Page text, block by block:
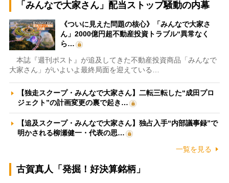
「みんなで大家さん」配当ストップ騒動の内幕
《ついに見えた問題の核心》「みんなで大家さ
ん」2000億円超不動産投資トラブル“異常なく
ら…
本誌『週刊ポスト』が追及してきた不動産投資商品「みんなで
大家さん」がいよいよ最終局面を迎えている…
【独走スクープ・みんなで大家さん】二転三転した“成田プロ
ジェクト”の計画変更の裏で起き…
【追及スクープ・みんなで大家さん】独占入手“内部議事録”で
明かされる柳瀬健一・代表の思…
一覧を見る
古賀真人「発掘！好決算銘柄」